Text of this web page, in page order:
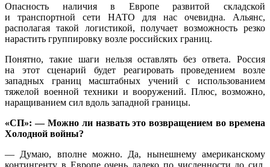
Опасность наличия в Европе развитой складской
и транспортной сети НАТО для нас очевидна. Альянс,
располагая такой логистикой, получает возможность резко
нарастить группировку возле российских границ.
Понятно, такие шаги нельзя оставлять без ответа. Россия
на этот сценарий будет реагировать проведением возле
западных границ масштабных учений с использованием
тяжелой военной техники и вооружений. Плюс, возможно,
наращиванием сил вдоль западной границы.
«СП»: — Можно ли назвать это возвращением во времена
Холодной войны?
— Думаю, вполне можно. Да, нынешнему американскому
контингенту в Европе очень далеко по численности до сил,